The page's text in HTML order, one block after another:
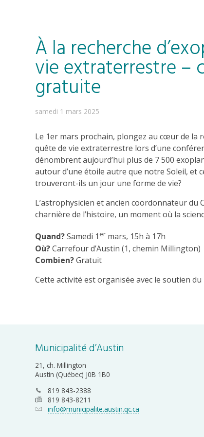
À la recherche
vie extraterrestre –
gratuite
samedi 1 mars 2025
Le 1er mars prochain, plongez au cœur de la
quête de vie extraterrestre lors d’une
dénombrent aujourd’hui plus de 7 500
autour d’une étoile autre que notre Soleil, et
trouveront-ils un jour une forme de vie?
L’astrophysicien et ancien coordonnateur du
charnière de l’histoire, un moment où la
Quand?Samedi 1er mars, 15h à 17h
Où?Carrefour d’Austin (1, chemin Millington)
Combien?Gratuit
Cette activité est organisée avec le soutien du
Municipalité d’Austin
21, ch. Millington
Austin (Québec) J0B 1B0
819 843-2388
819 843-8211
info@municipalite.austin.qc.ca